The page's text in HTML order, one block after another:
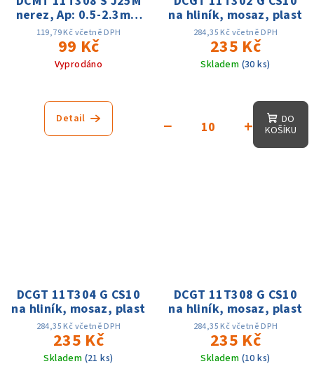
nerez, Ap: 0.5-2.3mm
f: 0.1-0.2 Vc:60-180m
119,79 Kč včetně DPH
99 Kč
Vyprodáno
Detail
na hliník, mosaz, plast
284,35 Kč včetně DPH
235 Kč
Skladem (30 ks)
+
−
DO
KOŠÍKU
DCGT 11T304 G CS10
na hliník, mosaz, plast
284,35 Kč včetně DPH
235 Kč
Skladem (21 ks)
DCGT 11T308 G CS10
na hliník, mosaz, plast
284,35 Kč včetně DPH
235 Kč
Skladem (10 ks)